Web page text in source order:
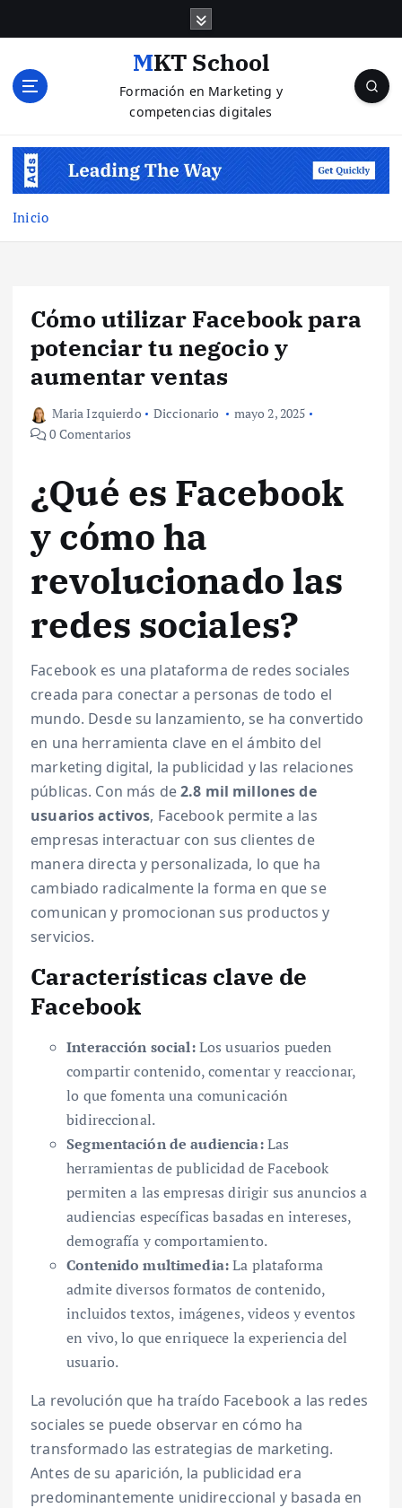
MKT School
Formación en Marketing y
competencias digitales
Inicio
Cómo utilizar Facebook para
potenciar tu negocio y
aumentar ventas
Maria Izquierdo Diccionario
mayo 2, 2025
0 Comentarios
¿Qué es Facebook
y cómo ha
revolucionado las
redes sociales?
Facebook es una plataforma de redes sociales
creada para conectar a personas de todo el
mundo. Desde su lanzamiento, se ha convertido
en una herramienta clave en el ámbito del
marketing digital, la publicidad y las relaciones
públicas. Con más de2.8 mil millones de
usuarios activos, Facebook permite a las
empresas interactuar con sus clientes de
manera directa y personalizada, lo que ha
cambiado radicalmente la forma en que se
comunican y promocionan sus productos y
servicios.
Características clave de
Facebook
Interacción social:Los usuarios pueden
compartir contenido, comentar y reaccionar,
lo que fomenta una comunicación
bidireccional.
Segmentación de audiencia:Las
herramientas de publicidad de Facebook
permiten a las empresas dirigir sus anuncios a
audiencias específicas basadas en intereses,
demografía y comportamiento.
Contenido multimedia:La plataforma
admite diversos formatos de contenido,
incluidos textos, imágenes, videos y eventos
en vivo, lo que enriquece la experiencia del
usuario.
La revolución que ha traído Facebook a las redes
sociales se puede observar en cómo ha
transformado las estrategias de marketing.
Antes de su aparición, la publicidad era
predominantemente unidireccional y basada en